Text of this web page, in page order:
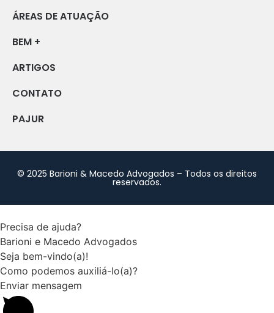
ÁREAS DE ATUAÇÃO
BEM +
ARTIGOS
CONTATO
PAJUR
© 2025 Barioni & Macedo Advogados – Todos os direitos
reservados.
Precisa de ajuda?
Barioni e Macedo Advogados
Seja bem-vindo(a)!
Como podemos auxiliá-lo(a)?
Enviar mensagem